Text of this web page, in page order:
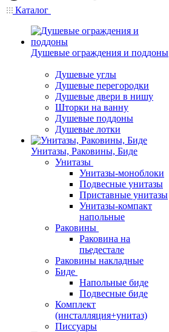
Каталог
Душевые ограждения и поддоны
Душевые углы
Душевые перегородки
Душевые двери в нишу
Шторки на ванну
Душевые поддоны
Душевые лотки
Унитазы, Раковины, Биде
Унитазы
Унитазы-моноблоки
Подвесные унитазы
Приставные унитазы
Унитазы-компакт
напольные
Раковины
Раковина на
пьедестале
Раковины накладные
Биде
Напольные биде
Подвесные биде
Комплект
(инсталляция+унитаз)
Писсуары